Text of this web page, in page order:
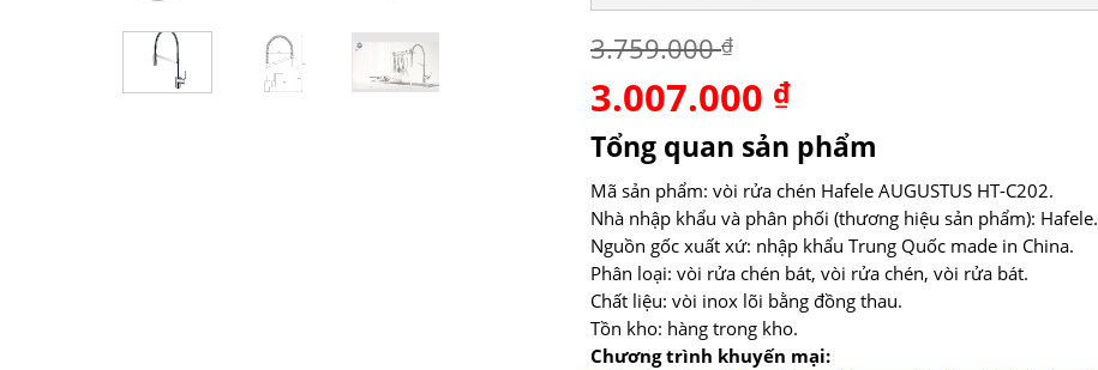
3.759.000₫
Giá
gốc
là:
3.759.000 ₫.
3.007.000 ₫Giá
tại
là:
3.007.000 ₫.
Tổng quan sản phẩm
Mã sản phẩm: vòi rửa chén Hafele AUGUSTUS HT-C202.
Nhà nhập khẩu và phân phối (thương hiệu sản phẩm): Hafele.
Nguồn gốc xuất xứ: nhập khẩu Trung Quốc made in China.
Phân loại: vòi rửa chén bát, vòi rửa chén, vòi rửa bát.
Chất liệu: vòi inox lõi bằng đồng thau.
Tồn kho: hàng trong kho.
Chương trình khuyến mại: